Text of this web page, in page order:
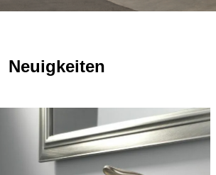
Neuigkeiten